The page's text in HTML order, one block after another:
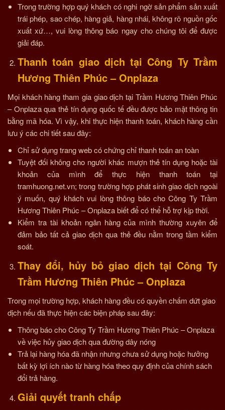
Trong trường hợp quý khách có nghi ngờ sản phẩm sản xuất
trái phép, sao chép, hàng giả, hàng nhái, không rõ nguồn gốc
xuất xứ…, vui lòng thông báo ngay cho chúng tôi để được
giải đáp.
Thanh toán giao dịch tại Công Ty Trầm
Hương Thiên Phúc – Onplaza
Mọi khách hàng tham gia giao dịch tại Trầm Hương Thiên Phúc
– Onplazaqua thẻ tín dụng quốc tế đều được bảo mật thông tin
bằng mã hóa. Vì vậy, khi thực hiện thanh toán, khách hàng cần
lưu ý các chi tiết sau đây:
Chỉ sử dụng trang web có chứng chỉ thanh toán an toàn
Tuyệt đối không cho người khác mượn thẻ tín dụng hoặc tài
khoản của mình để thực hiện thanh toán tại
tramhuong.net.vn; trong trường hợp phát sinh giao dịch ngoài
ý muốn, quý khách vui lòng thông báo cho Công Ty Trầm
Hương Thiên Phúc – Onplaza biết để có thể hỗ trợ kịp thời.
Kiểm tra tài khoản ngân hàng của mình thường xuyên để
đảm bảo tất cả giao dịch qua thẻ đều nằm trong tầm kiểm
soát.
Thay đổi, hủy bỏ giao dịch tại Công Ty
Trầm Hương Thiên Phúc – Onplaza
Trong mọi trường hợp, khách hàng đều có quyền chấm dứt giao
dịch nếu đã thực hiện các biện pháp sau đây:
Thông báo cho Công Ty Trầm Hương Thiên Phúc – Onplaza
về việc hủy giao dịch qua đường dây nóng
Trả lại hàng hóa đã nhận nhưng chưa sử dụng hoặc hưởng
bất kỳ lợi ích nào từ hàng hóa theo quy định của chính sách
đổi trả hàng.
Giải quyết tranh chấp